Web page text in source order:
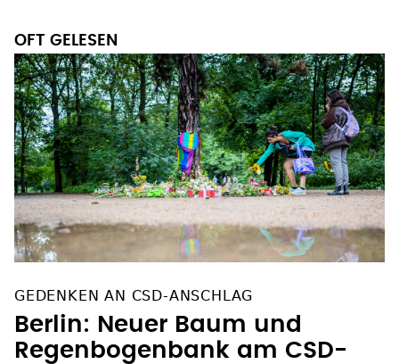
OFT GELESEN
GEDENKEN AN CSD-ANSCHLAG
Berlin: Neuer Baum und
Regenbogenbank am CSD-